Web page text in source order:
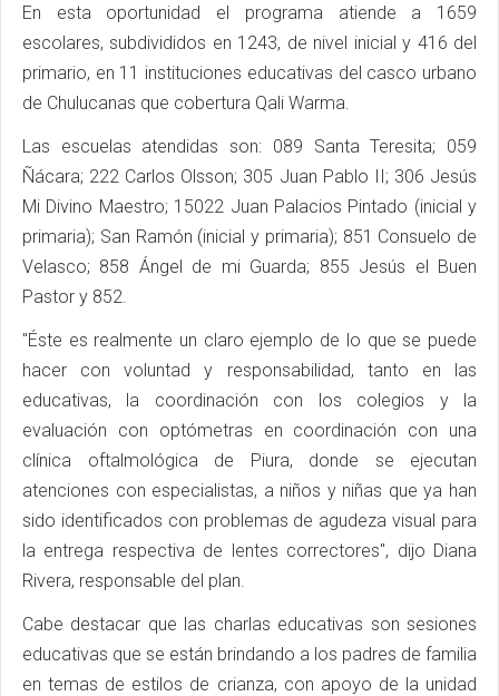
En esta oportunidad el programa atiende a 1659
escolares, subdivididos en 1243, de nivel inicial y 416 del
primario, en 11 instituciones educativas del casco urbano
de Chulucanas que cobertura Qali Warma.
Las escuelas atendidas son: 089 Santa Teresita; 059
Ñácara; 222 Carlos Olsson; 305 Juan Pablo II; 306 Jesús
Mi Divino Maestro; 15022 Juan Palacios Pintado (inicial y
primaria); San Ramón (inicial y primaria); 851 Consuelo de
Velasco; 858 Ángel de mi Guarda; 855 Jesús el Buen
Pastor y 852.
"Éste es realmente un claro ejemplo de lo que se puede
hacer con voluntad y responsabilidad, tanto en las
educativas, la coordinación con los colegios y la
evaluación con optómetras en coordinación con una
clínica oftalmológica de Piura, donde se ejecutan
atenciones con especialistas, a niños y niñas que ya han
sido identificados con problemas de agudeza visual para
la entrega respectiva de lentes correctores", dijo Diana
Rivera, responsable del plan.
Cabe destacar que las charlas educativas son sesiones
educativas que se están brindando a los padres de familia
en temas de estilos de crianza, con apoyo de la unidad